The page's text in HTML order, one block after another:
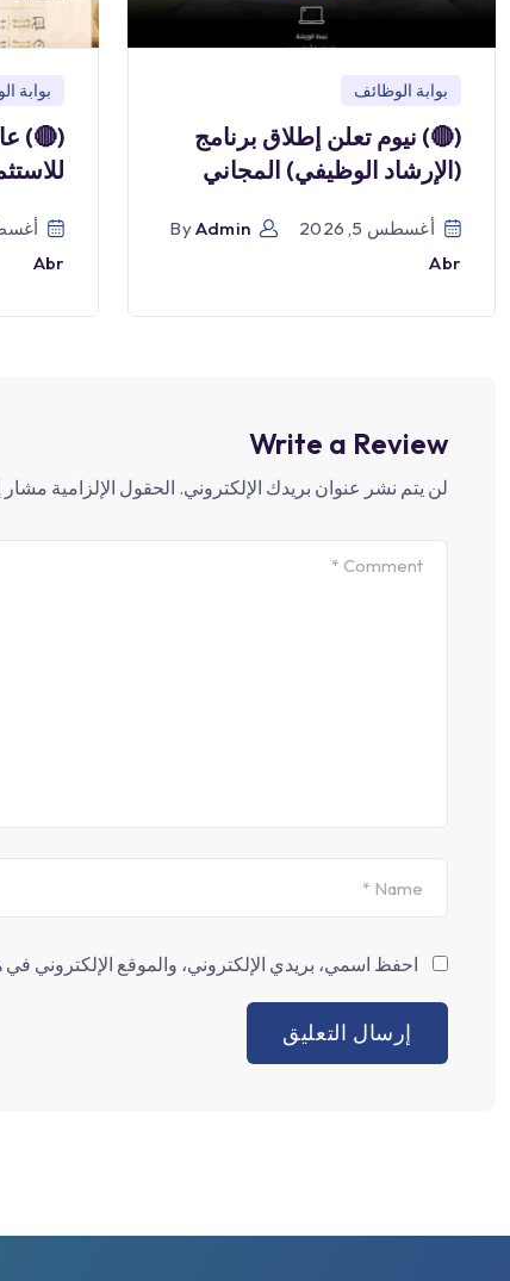
بوابة الوظائف
(🔴) نيوم تعلن إطلاق برنامج
(الإرشاد الوظيفي) المجاني
أغسطس 5, 2026 ByAdmin
Abr
بوابة
(🔴)
أغسطس
Abr
Write a Review
لن يتم نشر عنوان بريدك الإلكتروني. الحقول الإلزامية مشار
احفظ اسمي، بريدي الإلكتروني، والموقع الإلكتروني